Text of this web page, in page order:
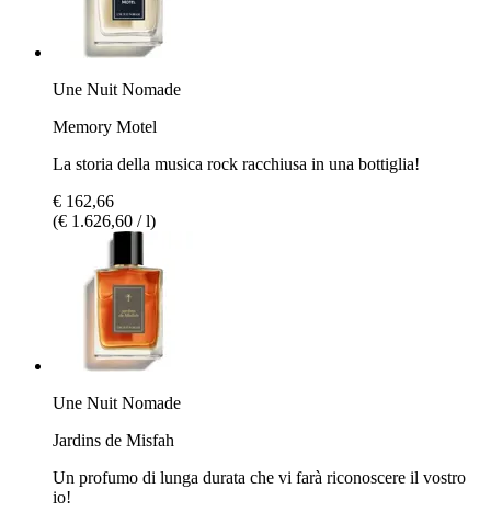
Une Nuit Nomade
Memory Motel
La storia della musica rock racchiusa in una bottiglia!
€ 162,66
(€ 1.626,60 / l)
Une Nuit Nomade
Jardins de Misfah
Un profumo di lunga durata che vi farà riconoscere il vostro
io!